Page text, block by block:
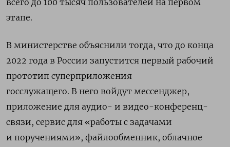
всего до 100 тысяч пользователей на первом
этапе.
В министерстве объяснили тогда, что до конца
2022 года в России запустится первый рабочий
прототип суперприложения
госслужащего. В него войдут мессенджер,
приложение для аудио- и видео-конференц-
связи, сервис для «работы с задачами
и поручениями», файлообменник, облачное